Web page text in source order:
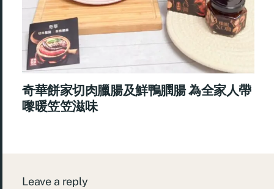
奇華餅家切肉臘腸及鮮鴨膶腸 為全家人帶
嚟暖笠笠滋味
Leave a reply